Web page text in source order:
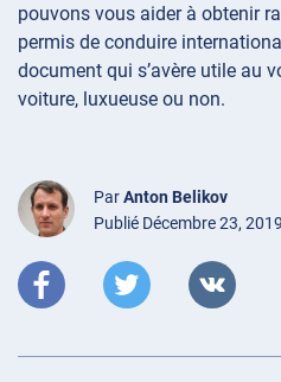
pouvons vous aider à obtenir
permis de conduire
document qui s’avère utile au
voiture, luxueuse ou non.
ParAnton Belikov
Publié Décembre 23,